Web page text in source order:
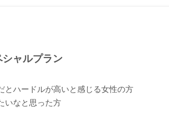
ャルプラン
とハードルが高いと感じる女性の方
いなと思った方